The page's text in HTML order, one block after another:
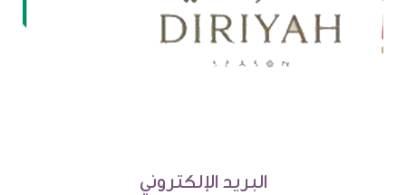
SAUDI@DEERA.COM.SA